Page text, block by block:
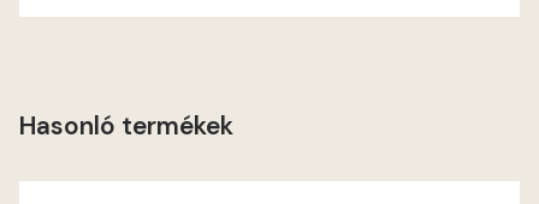
Lilac D
Hasonló termékek